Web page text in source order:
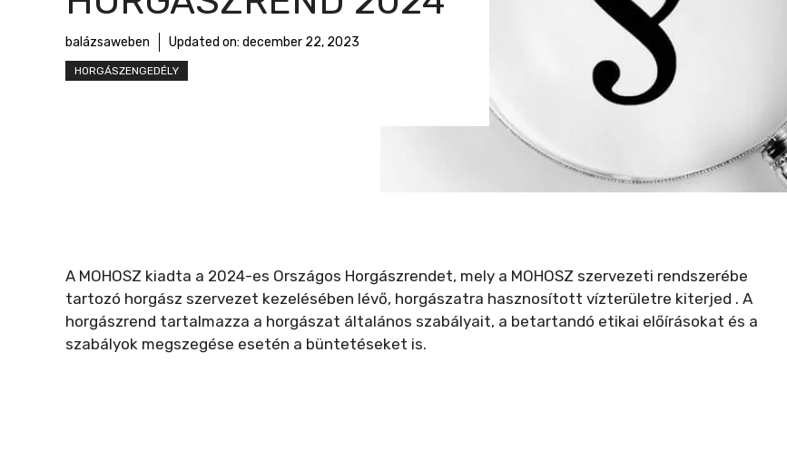
balázsaweben Updated on: december 22, 2023
HORGÁSZENGEDÉLY
A MOHOSZ kiadta a 2024-es Országos Horgászrendet, mely a MOHOSZ szervezeti rendszerébe
tartozó horgász szervezet kezelésében lévő, horgászatra hasznosított vízterületre kiterjed . A
horgászrend tartalmazza a horgászat általános szabályait, a betartandó etikai előírásokat és a
szabályok megszegése esetén a büntetéseket is.